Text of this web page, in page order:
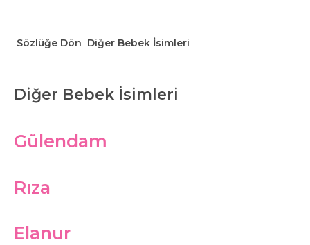
Sözlüğe Dön Diğer Bebek İsimleri
Diğer Bebek İsimleri
Gülendam
Rıza
Elanur